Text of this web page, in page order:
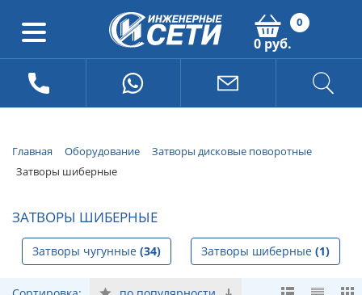
0
0 руб.
Главная Оборудование
Затворы дисковые поворотные
Затворы шиберные
ЗАТВОРЫ ШИБЕРНЫЕ
Затворы чугунные (34) Затворы шиберные (1)